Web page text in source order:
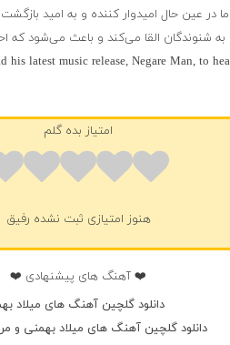
در عین حال امیدوار کننده و به امید
شنوندگان القا می‌کند و باعث می‌شود که
latest music release, Negare Man, to
امتیاز بده گلم
هنوز امتیازی ثبت نشده رفیق
❤️ آهنگ های پیشنهادی ❤️
دانلود گلچین آهنگ های میلاد
دانلود گلچین آهنگ های میلاد بهمنی و